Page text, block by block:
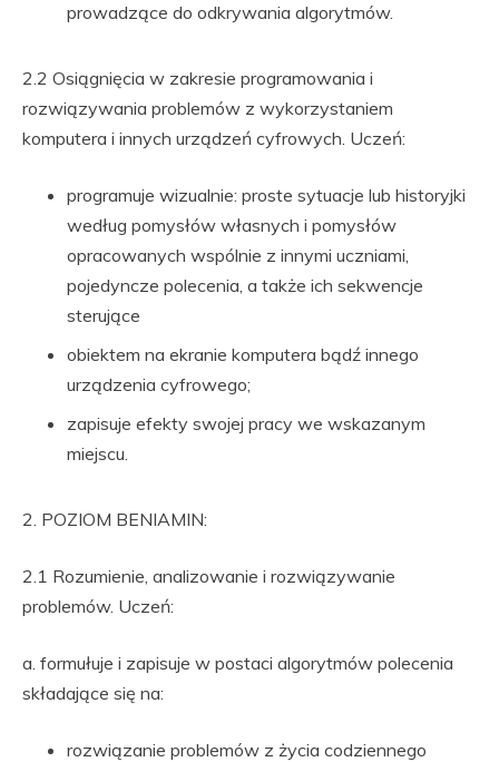
prowadzące do odkrywania algorytmów.
2.2 Osiągnięcia w zakresie programowania i
rozwiązywania problemów z wykorzystaniem
komputera i innych urządzeń cyfrowych. Uczeń:
programuje wizualnie: proste sytuacje lub historyjki
według pomysłów własnych i pomysłów
opracowanych wspólnie z innymi uczniami,
pojedyncze polecenia, a także ich sekwencje
sterujące
obiektem na ekranie komputera bądź innego
urządzenia cyfrowego;
zapisuje efekty swojej pracy we wskazanym
miejscu.
2. POZIOM BENIAMIN:
2.1 Rozumienie, analizowanie i rozwiązywanie
problemów. Uczeń:
a. formułuje i zapisuje w postaci algorytmów polecenia
składające się na:
rozwiązanie problemów z życia codziennego